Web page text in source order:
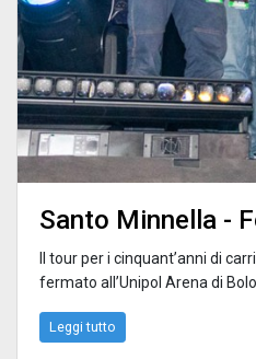
Santo Minnella -
Il tour per i cinquant’anni di
fermato all’Unipol Arena di
Leggi tutto